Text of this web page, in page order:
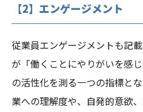
【2】エンゲージメント
従業員エンゲージメントも記
が「働くことにやりがいを感
の活性化を測る一つの指標と
業への理解度や、自発的意欲